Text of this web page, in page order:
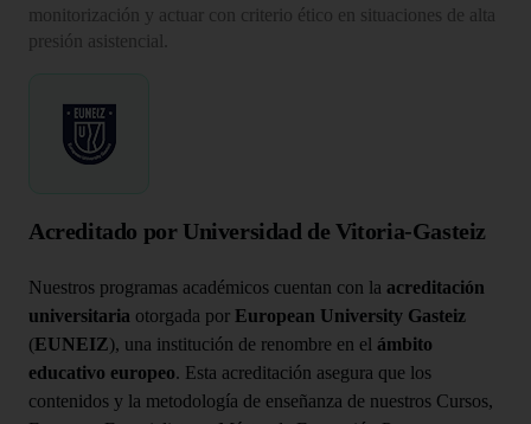
monitorización y actuar con criterio ético en situaciones de alta
presión asistencial.
Acreditado por Universidad de Vitoria-Gasteiz
Nuestros programas académicos cuentan con la acreditación
universitaria otorgada por European University Gasteiz
(EUNEIZ), una institución de renombre en el ámbito
educativo europeo. Esta acreditación asegura que los
contenidos y la metodología de enseñanza de nuestros Cursos,